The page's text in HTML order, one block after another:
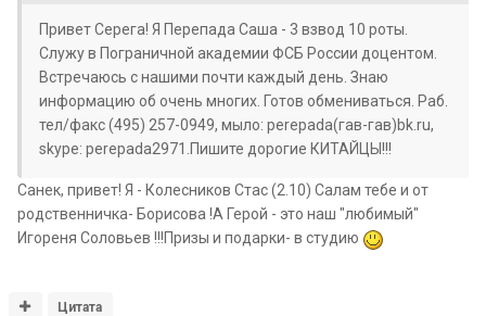
Привет Серега! Я Перепада Саша - 3 взвод 10 роты.
Служу в Пограничной академии ФСБ России доцентом.
Встречаюсь с нашими почти каждый день. Знаю
информацию об очень многих. Готов обмениваться. Раб.
тел/факс (495) 257-0949, мыло: perepada(гав-гав)bk.ru,
skype: perepada2971.Пишите дорогие КИТАЙЦЫ!!!
Санек, привет! Я - Колесников Стас (2.10) Салам тебе и от
родственничка- Борисова !А Герой - это наш "любимый"
Игореня Соловьев !!!Призы и подарки- в студию
Цитата